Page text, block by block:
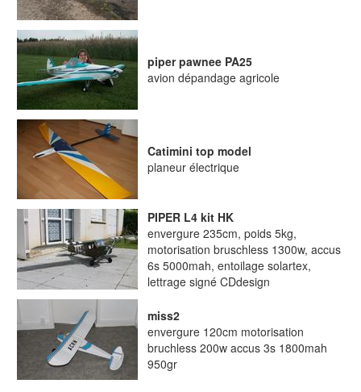
piper pawnee PA25
avion dépandage agricole
Catimini top model
planeur électrique
PIPER L4 kit HK
envergure 235cm, poids 5kg,
motorisation bruschless 1300w, accus
6s 5000mah, entoilage solartex,
lettrage signé CDdesign
miss2
envergure 120cm motorisation
bruchless 200w accus 3s 1800mah
950gr